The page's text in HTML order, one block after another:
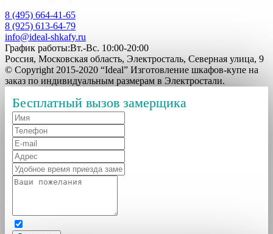
8 (495) 664-41-65
8 (925) 613-64-79
info@ideal-shkafy.ru
График работы:Вт.-Вс. 10:00-20:00
Россия, Московская область, Электросталь, Северная улица, 9
© Copyright 2015-2020 “Ideal” Изготовление шкафов-купе на
заказ по индивидуальным размерам в Электростали.
Бесплатный вызов замерщика